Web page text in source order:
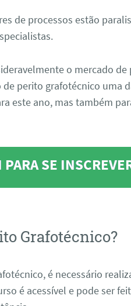
de processos estão
o mercado
perito grafotécnico uma
este ano, mas também
SE
Grafotécnico?
é necessário
é acessível e pode ser